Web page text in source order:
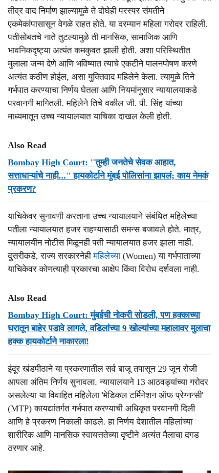
तीव्र वाद निर्माण झाल्यामुळे ते दोघेही परस्पर संमतीने
एकमेकांपासासून वेगळे राहत होते. या दरम्यान महिला गरोदर राहिली.
पतीसोबतचे नाते तुटल्यामुळे ती मानसिक, सामाजिक आणि
भावनिकदृष्ट्या अत्यंत कमकुवत झाली होती. अशा परिस्थितीत
मुलाला जन्म देणे आणि भविष्यात त्याचे एकटीने पालनपोषण करणे
अत्यंत कठीण होईल, असा युक्तिवाद महिलेने केला. त्यामुळे तिने
गर्भपात करण्याचा निर्णय घेतला आणि नियमांनुसार न्यायालयाकडे
परवानगी मागितली. महिलेने तिचे वकील जी. पी. सिंह यांच्या
माध्यमातून उच्च न्यायालयात याचिका दाखल केली होती.
Also Read
Bombay High Court: ''तुम्ही जनतेचे सेवक आहात,
सत्ताधाऱ्यांचे नाही...'' हायकोर्टाने मुंबई पोलिसांना झापलं; काय नेमकं
प्रकरण?
याचिकेवर सुनावणी करताना उच्च न्यायालयाने संबंधित महिलेच्या
पतीला न्यायालयात हजर राहण्यासाठी समन्स बजावले होते. मात्र,
न्यायालयीन नोटीस मिळूनही पती न्यायालयात हजर झाला नाही.
दुसरीकडे, राज्य सरकारनेहीमहिलेच्या(Women) या गर्भपाताच्या
याचिकेवर कोणत्याही प्रकारचा आक्षेप किंवा विरोध दर्शवला नाही.
Also Read
Bombay High Court: मुंबईची नोकरी सोडली, पण हक्काच्या
घरातून बाहेर पडावे लागले, वडिलांच्या 9 खोल्यांच्या महालावर मुलाचा
हक्क हायकोर्टाने नाकारला!
इंदूर खंडपीठाने या प्रकरणातील सर्व बाजू तपासून 29 जून रोजी
आपला अंतिम निर्णय सुनावला. न्यायालयाने 13 आठवड्यांच्या गरोदर
असलेल्या या विवाहित महिलेला 'मेडिकल टर्मिनेशन ऑफ प्रेग्नन्सी'
(MTP) कायद्यांतर्गत गर्भपात करण्याची अधिकृत परवानगी दिली
आणि हे प्रकरण निकाली काढले. हा निर्णय देशातील महिलांच्या
शारीरिक आणि मानसिक स्वायत्ततेच्या दृष्टीने अत्यंत मैलाचा दगड
ठरणार आहे.